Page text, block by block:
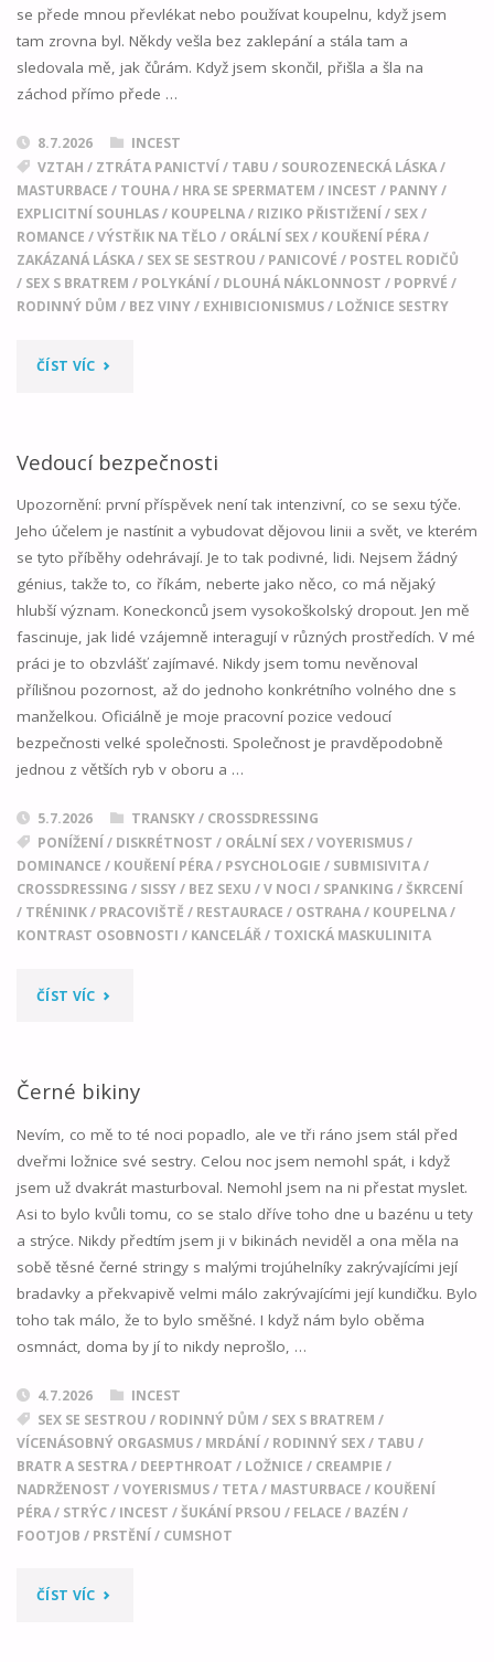
se přede mnou převlékat nebo používat koupelnu, když jsem
tam zrovna byl. Někdy vešla bez zaklepání a stála tam a
sledovala mě, jak čůrám. Když jsem skončil, přišla a šla na
záchod přímo přede …
8.7.2026
INCEST
VZTAH / ZTRÁTA PANICTVÍ / TABU / SOUROZENECKÁ LÁSKA/
MASTURBACE / TOUHA/ HRA SE SPERMATEM / INCEST / PANNY/
EXPLICITNÍ SOUHLAS/ KOUPELNA/ RIZIKO PŘISTIŽENÍ / SEX/
ROMANCE /VÝSTŘIK NA TĚLO / ORÁLNÍ SEX/ KOUŘENÍ PÉRA/
ZAKÁZANÁ LÁSKA/ SEX SE SESTROU / PANICOVÉ / POSTEL RODIČŮ
/ SEX S BRATREM / POLYKÁNÍ / DLOUHÁ NÁKLONNOST / POPRVÉ /
RODINNÝ DŮM / BEZ VINY/ EXHIBICIONISMUS/ LOŽNICE SESTRY
ČÍST VÍC"SOUROZENECKÁ
Vedoucí bezpečnosti
Upozornění: první příspěvek není tak intenzivní, co se sexu týče.
Jeho účelem je nastínit a vybudovat dějovou linii a svět, ve kterém
se tyto příběhy odehrávají. Je to tak podivné, lidi. Nejsem žádný
génius, takže to, co říkám, neberte jako něco, co má nějaký
hlubší význam. Koneckonců jsem vysokoškolský dropout. Jen mě
fascinuje, jak lidé vzájemně interagují v různých prostředích. V mé
práci je to obzvlášť zajímavé. Nikdy jsem tomu nevěnoval
přílišnou pozornost, až do jednoho konkrétního volného dne s
manželkou. Oficiálně je moje pracovní pozice vedoucí
bezpečnosti velké společnosti. Společnost je pravděpodobně
jednou z větších ryb v oboru a …
5.7.2026
TRANSKY / CROSSDRESSING
PONÍŽENÍ / DISKRÉTNOST / ORÁLNÍ SEX/VOYERISMUS/
DOMINANCE / KOUŘENÍ PÉRA/ PSYCHOLOGIE / SUBMISIVITA/
CROSSDRESSING / SISSY/ BEZ SEXU /V NOCI / SPANKING /ŠKRCENÍ
/ TRÉNINK/ PRACOVIŠTĚ / RESTAURACE / OSTRAHA/ KOUPELNA/
KONTRAST OSOBNOSTI / KANCELÁŘ/ TOXICKÁ MASKULINITA
ČÍST VÍC"VEDOUCÍ
Černé bikiny
Nevím, co mě to té noci popadlo, ale ve tři ráno jsem stál před
dveřmi ložnice své sestry. Celou noc jsem nemohl spát, i když
jsem už dvakrát masturboval. Nemohl jsem na ni přestat myslet.
Asi to bylo kvůli tomu, co se stalo dříve toho dne u bazénu u tety
a strýce. Nikdy předtím jsem ji v bikinách neviděl a ona měla na
sobě těsné černé stringy s malými trojúhelníky zakrývajícími její
bradavky a překvapivě velmi málo zakrývajícími její kundičku. Bylo
toho tak málo, že to bylo směšné. I když nám bylo oběma
osmnáct, doma by jí to nikdy neprošlo, …
4.7.2026
INCEST
SEX SE SESTROU / RODINNÝ DŮM / SEX S BRATREM /
VÍCENÁSOBNÝ ORGASMUS/ MRDÁNÍ / RODINNÝ SEX/ TABU /
BRATR A SESTRA/ DEEPTHROAT / LOŽNICE / CREAMPIE /
NADRŽENOST /VOYERISMUS/ TETA/ MASTURBACE / KOUŘENÍ
PÉRA/ STRÝC/ INCEST /ŠUKÁNÍ PRSOU / FELACE / BAZÉN /
FOOTJOB / PRSTĚNÍ / CUMSHOT
ČÍST VÍC"ČERNÉ